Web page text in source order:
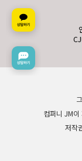
컴퍼니 JM
저작